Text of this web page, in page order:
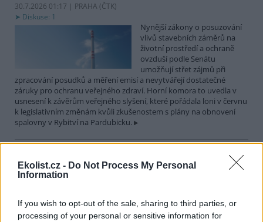
Ekolist.cz - Do Not Process My Personal
Information
If you wish to opt-out of the sale, sharing to third parties, or
processing of your personal or sensitive information for
30.7.2026 01:17 | PRAHA (ČTK)
Diskuse: 1
Nynější zákony o posuzování
vlivů stavebních záměrů na
životní prostředí a ochraně
ovzduší podle Senátu
umožňují střet zájmů při
zpracování posudků a měření emisí a nevytvářejí dostatečné
záruky pro ochranu veřejného zdraví. Horní komora to uvedla v
usnesení k závěrům veřejného slyšení, které pořádala loni v červnu
k legislativním změnám kvůli zkušenostem s plány na obnovení
spalovny v Rybitví na Pardubicku.
V národním parku v Keni uhynulo až 15 slonů, úřady
zkoumají příčinu
29.7.2026 19:07 (
15 slonů, k němuž došlo v
uplynulém měsíci v národním